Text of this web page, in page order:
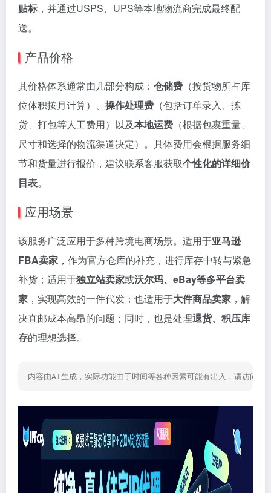
贴标 ，并通过USPS、UPS等本地物流商完成最终配
送。
产品价格
其价格体系通常由几部分构成： 仓储费 （按货物所占库
位体积按月计算）、 操作处理费 （包括订单录入、拣
货、打包等人工费用）以及本地运费 （根据包裹重量、
尺寸和选择的物流渠道决定）。具体费用会根据服务细
节和货量进行报价，建议联系客服获取个性化的详细价
目表。
应用场景
该服务广泛应用于多种跨境电商场景。适用于亚马逊
FBA卖家 ，作为官方仓库的补充，进行库存中转与紧急
补货；适用于独立站卖家或沃尔玛、eBay等多平台卖
家 ，实现高效的一件代发；也适用于大件商品卖家 ，解
决直邮成本高昂的问题；同时，也是处理退货、积压库
存的理想选择。
内容由AI生成，实际功能由于时间等各种因素可能有出入，请访问网